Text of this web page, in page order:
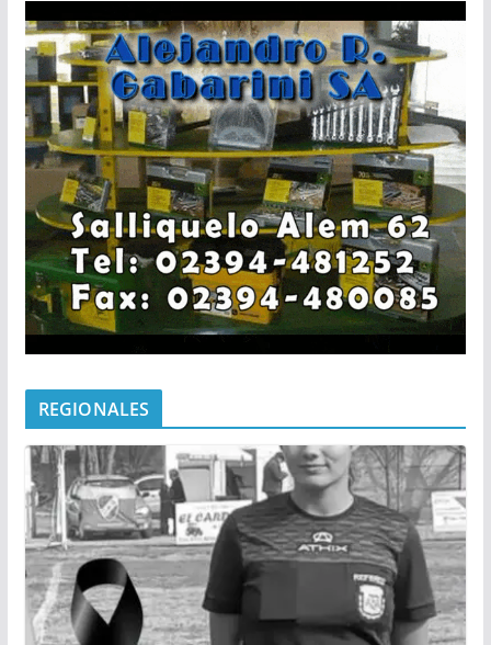
REGIONALES